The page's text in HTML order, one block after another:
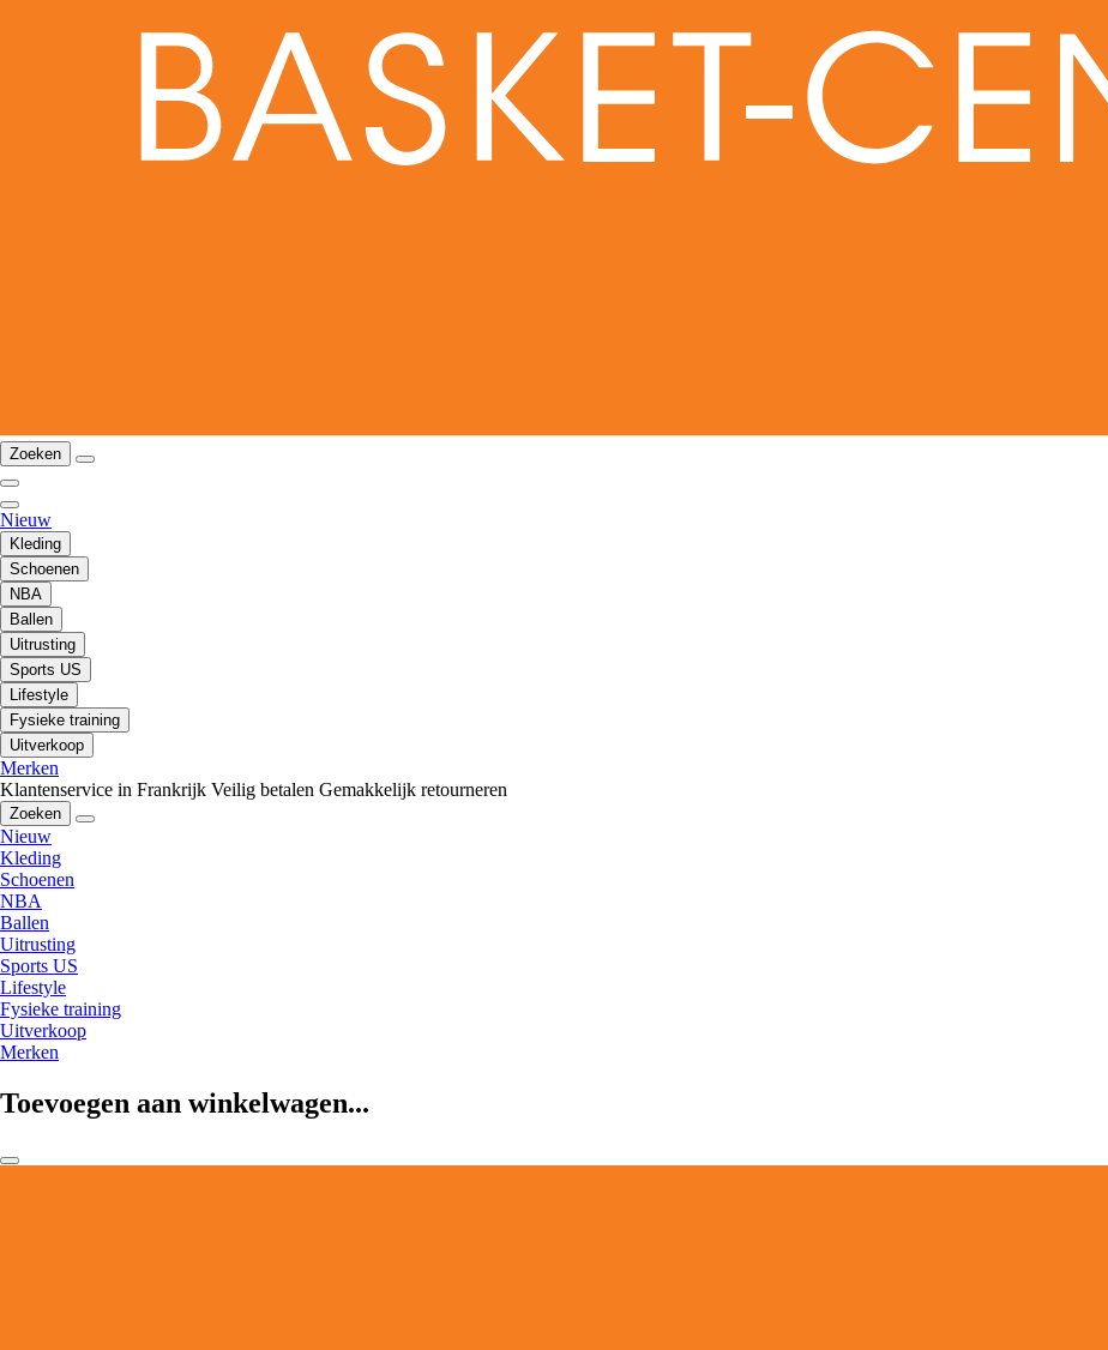
Zoeken
Nieuw
Kleding
Schoenen
NBA
Ballen
Uitrusting
Sports US
Lifestyle
Fysieke training
Uitverkoop
Merken
Klantenservice in Frankrijk Veilig betalen Gemakkelijk retourneren
Zoeken
Nieuw
Kleding
Schoenen
NBA
Ballen
Uitrusting
Sports US
Lifestyle
Fysieke training
Uitverkoop
Merken
Toevoegen aan winkelwagen...